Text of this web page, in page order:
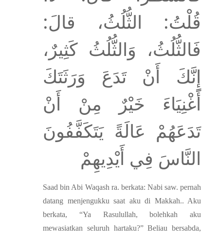
قُلْتُ: الثُّلُثُ، قالَ:
فَالثُّلُثُ، وَالثُّلُثُ كَثِيرٌ،
إِنَّكَ أَنْ تَدَعَ وَرَثَتَكَ
أَغْنِيَاءَ خَيْرٌ مِنْ أَنْ
تَدَعَهُمْ عَالَةً يَتَكَفَّفُونَ
النَّاسَ فِي أَيْدِيهِمْ
Saad bin Abi Waqash ra. berkata: Nabi saw. pernah
datang menjengukku saat aku di Makkah.. Aku
berkata, “Ya Rasulullah, bolehkah aku
mewasiatkan seluruh hartaku?” Beliau bersabda,